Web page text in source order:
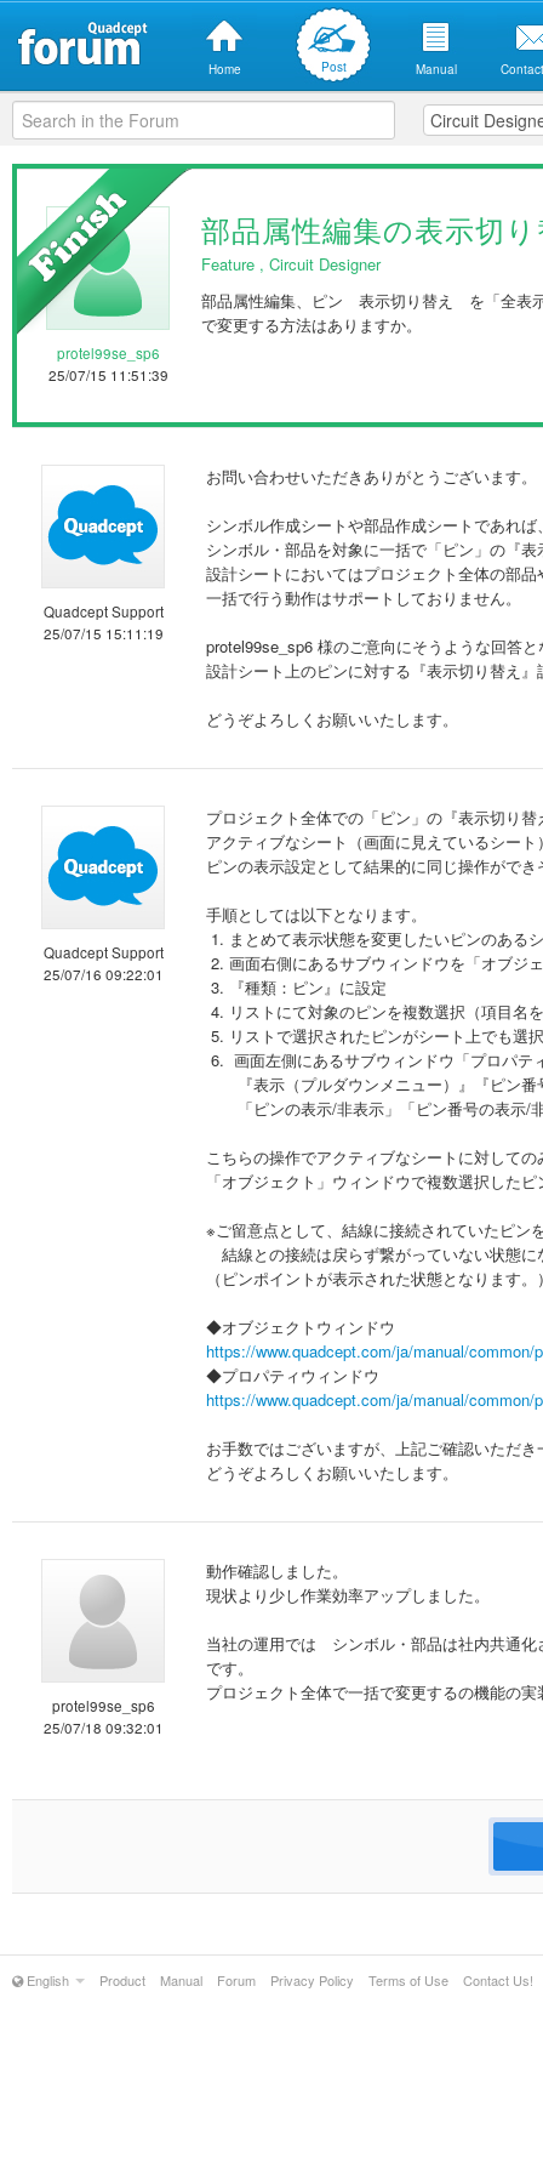
Home Post Manual
protel99se_sp6
25/07/15 11:51:39
部品属性編集の表示切
Feature , Circuit Designer
部品属性編集、ピン 表示切り替え を「全表
で変更する方法はありますか。
Quadcept Support
25/07/15 15:11:19
お問い合わせいただきありがとうございます。
シンボル作成シートや部品作成シートであれば
シンボル・部品を対象に一括で「ピン」の『
設計シートにおいてはプロジェクト全体の部
一括で行う動作はサポートしておりません。
protel99se_sp6 様のご意向にそうような回答
設計シート上のピンに対する『表示切り替え
どうぞよろしくお願いいたします。
Quadcept Support
25/07/16 09:22:01
プロジェクト全体での「ピン」の『表示切り
アクティブなシート（画面に見えているシー
ピンの表示設定として結果的に同じ操作がで
手順としては以下となります。
1. まとめて表示状態を変更したいピンのある
2. 画面右側にあるサブウィンドウを「オブジ
3. 『種類：ピン』に設定
4. リストにて対象のピンを複数選択（項目名
5. リストで選択されたピンがシート上でも選
6. 画面左側にあるサブウィンドウ「プロパテ
『表示（プルダウンメニュー）』『ピン番
「ピンの表示/非表示」「ピン番号の表示/
こちらの操作でアクティブなシートに対しての
「オブジェクト」ウィンドウで複数選択した
※ご留意点として、結線に接続されていたピン
結線との接続は戻らず繋がっていない状態
（ピンポイントが表示された状態となります。
◆オブジェクトウィンドウ
https://www.quadcept.com/ja/manual/common/
◆プロパティウィンドウ
https://www.quadcept.com/ja/manual/common/
お手数ではございますが、上記ご確認いただ
どうぞよろしくお願いいたします。
protel99se_sp6
25/07/18 09:32:01
動作確認しました。
現状より少し作業効率アップしました。
当社の運用では シンボル・部品は社内共通化
です。
プロジェクト全体で一括で変更するの機能の
English Product Manual Forum Privacy Policy Terms of Use Contact Us!